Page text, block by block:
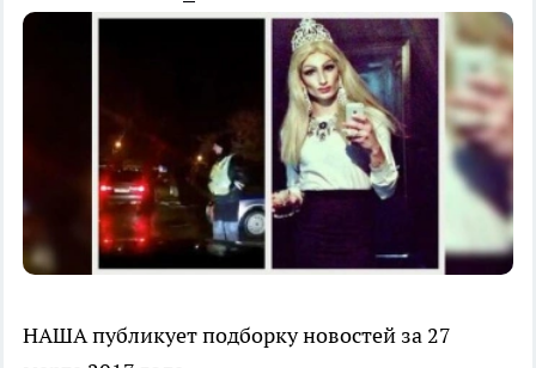
НАША публикует подборку новостей за 27